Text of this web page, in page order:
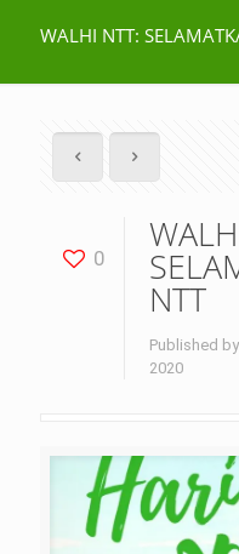
WALHI NTT:
0
NTT
Published by
2020